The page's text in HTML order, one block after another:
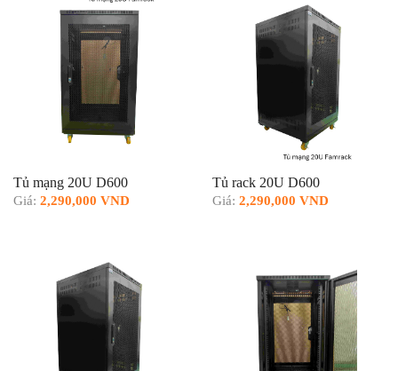
Tủ mạng 20U D600
Giá: 2,290,000 VND
Tủ rack 20U D600
Giá: 2,290,000 VND